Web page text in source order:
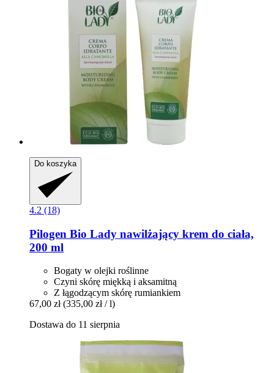
Do koszyka
4.2 (18)
Pilogen Bio Lady nawilżający krem do ciała,
200 ml
Bogaty w olejki roślinne
Czyni skórę miękką i aksamitną
Z łągodzącym skórę rumiankiem
67,00 zł (335,00 zł / l)
Dostawa do 11 sierpnia